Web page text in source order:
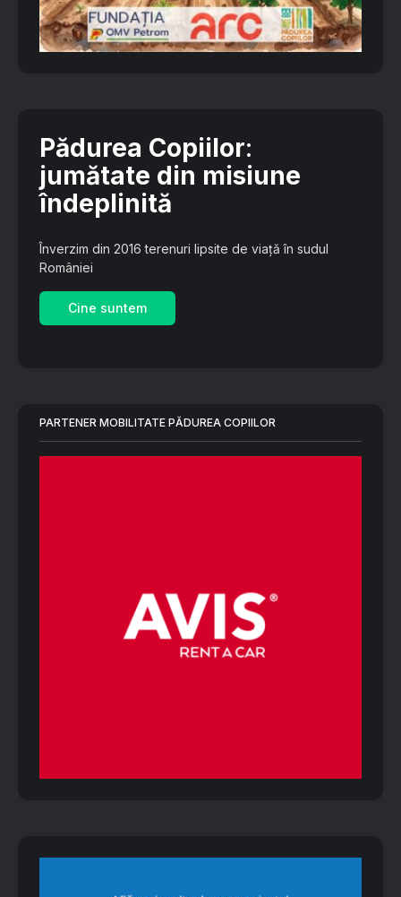
Pădurea Copiilor:
jumătate din misiune
îndeplinită
Înverzim din 2016 terenuri lipsite de viață în sudul
României
Cine suntem
PARTENER MOBILITATE PĂDUREA COPIILOR